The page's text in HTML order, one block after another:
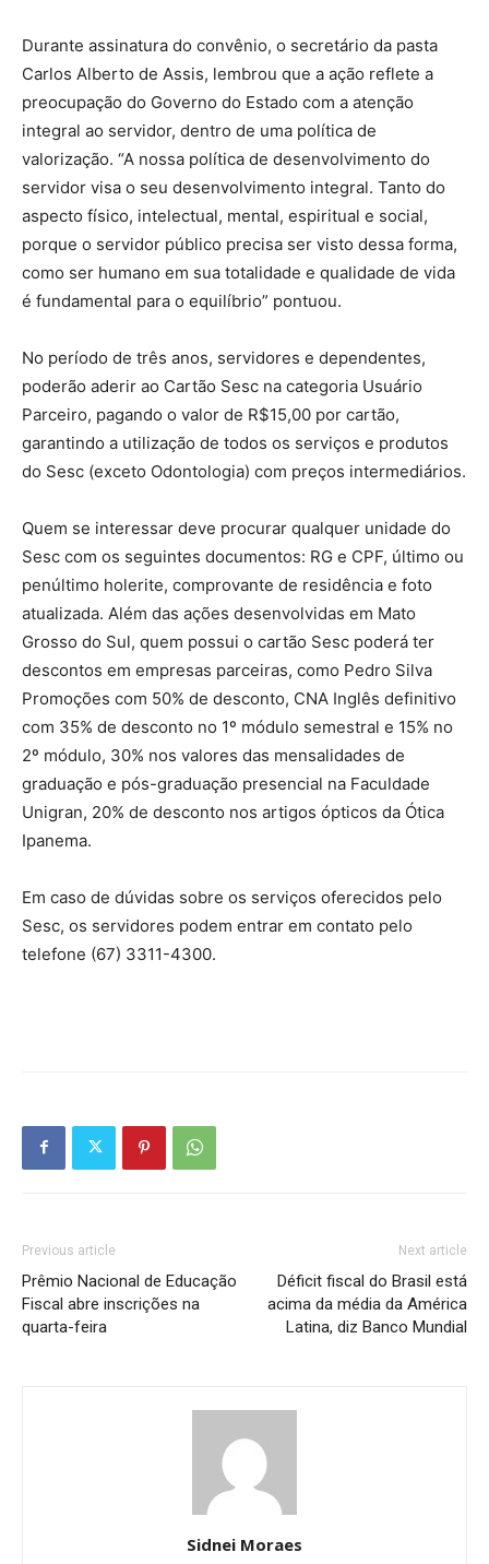
Durante assinatura do convênio, o secretário da pasta
Carlos Alberto de Assis, lembrou que a ação reflete a
preocupação do Governo do Estado com a atenção
integral ao servidor, dentro de uma política de
valorização. “A nossa política de desenvolvimento do
servidor visa o seu desenvolvimento integral. Tanto do
aspecto físico, intelectual, mental, espiritual e social,
porque o servidor público precisa ser visto dessa forma,
como ser humano em sua totalidade e qualidade de vida
é fundamental para o equilíbrio” pontuou.
No período de três anos, servidores e dependentes,
poderão aderir ao Cartão Sesc na categoria Usuário
Parceiro, pagando o valor de R$15,00 por cartão,
garantindo a utilização de todos os serviços e produtos
do Sesc (exceto Odontologia) com preços intermediários.
Quem se interessar deve procurar qualquer unidade do
Sesc com os seguintes documentos: RG e CPF, último ou
penúltimo holerite, comprovante de residência e foto
atualizada. Além das ações desenvolvidas em Mato
Grosso do Sul, quem possui o cartão Sesc poderá ter
descontos em empresas parceiras, como Pedro Silva
Promoções com 50% de desconto, CNA Inglês definitivo
com 35% de desconto no 1º módulo semestral e 15% no
2º módulo, 30% nos valores das mensalidades de
graduação e pós-graduação presencial na Faculdade
Unigran, 20% de desconto nos artigos ópticos da Ótica
Ipanema.
Em caso de dúvidas sobre os serviços oferecidos pelo
Sesc, os servidores podem entrar em contato pelo
telefone (67) 3311-4300.
Previous article
Prêmio Nacional de Educação
Fiscal abre inscrições na
quarta-feira
Next article
Déficit fiscal do Brasil está
acima da média da América
Latina, diz Banco Mundial
Sidnei Moraes